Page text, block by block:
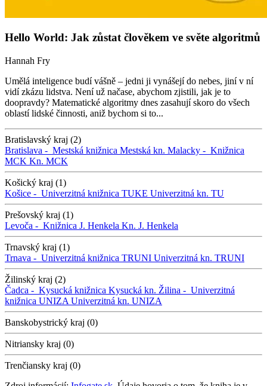
Hello World: Jak zůstat člověkem ve světe algoritmů
Hannah Fry
Umělá inteligence budí vášně – jedni ji vynášejí do nebes, jiní v ní
vidí zkázu lidstva. Není už načase, abychom zjistili, jak je to
doopravdy? Matematické algoritmy dnes zasahují skoro do všech
oblastí lidské činnosti, aniž bychom si to...
Bratislavský kraj (2)
Bratislava - Mestská knižnica Mestská kn. Malacky - Knižnica
MCK Kn. MCK
Košický kraj (1)
Košice - Univerzitná knižnica TUKE Univerzitná kn. TU
Prešovský kraj (1)
Levoča - Knižnica J. Henkela Kn. J. Henkela
Trnavský kraj (1)
Trnava - Univerzitná knižnica TRUNI Univerzitná kn. TRUNI
Žilinský kraj (2)
Čadca - Kysucká knižnica Kysucká kn. Žilina - Univerzitná
knižnica UNIZA Univerzitná kn. UNIZA
Banskobystrický kraj (0)
Nitriansky kraj (0)
Trenčiansky kraj (0)